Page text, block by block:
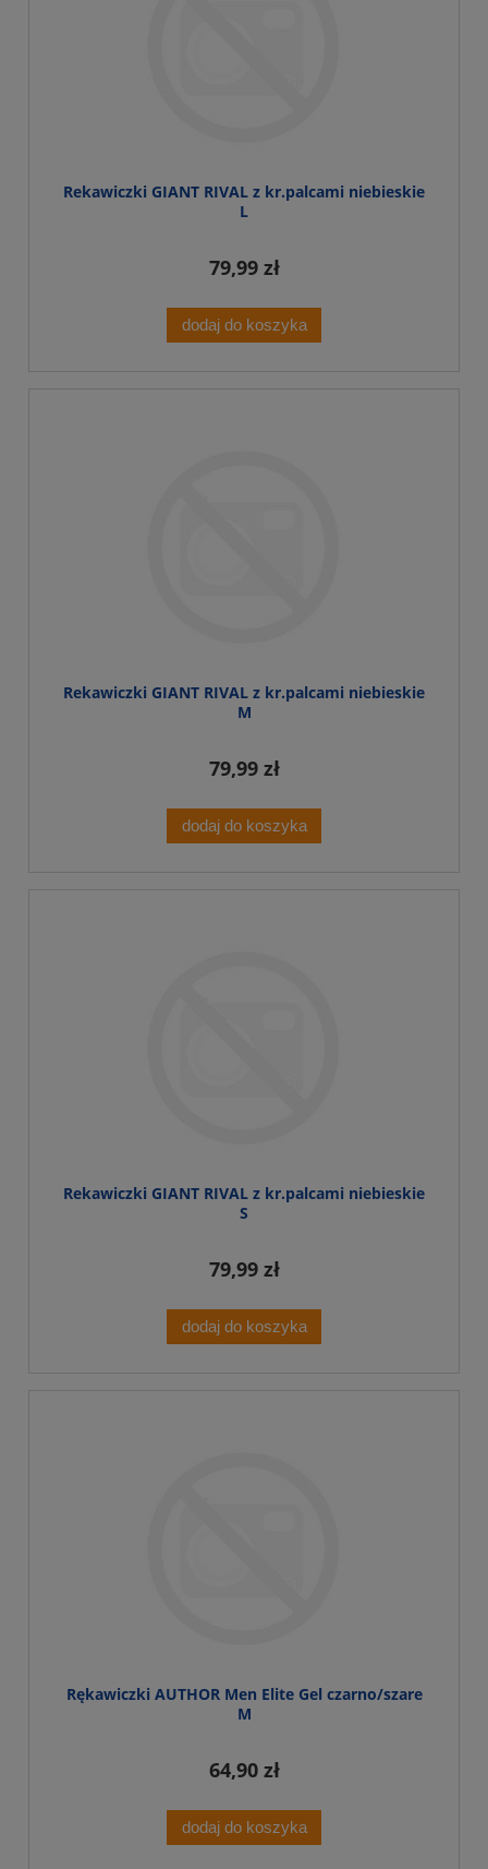
Rekawiczki GIANT RIVAL z kr.palcami niebieskie
L
79,99 zł
dodaj do koszyka
Rekawiczki GIANT RIVAL z kr.palcami niebieskie
M
79,99 zł
dodaj do koszyka
Rekawiczki GIANT RIVAL z kr.palcami niebieskie
S
79,99 zł
dodaj do koszyka
Rękawiczki AUTHOR Men Elite Gel czarno/szare
M
64,90 zł
dodaj do koszyka